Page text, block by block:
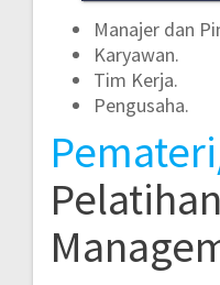
Manajer dan
Karyawan.
Tim Kerja.
Pengusaha.
Pelatihan